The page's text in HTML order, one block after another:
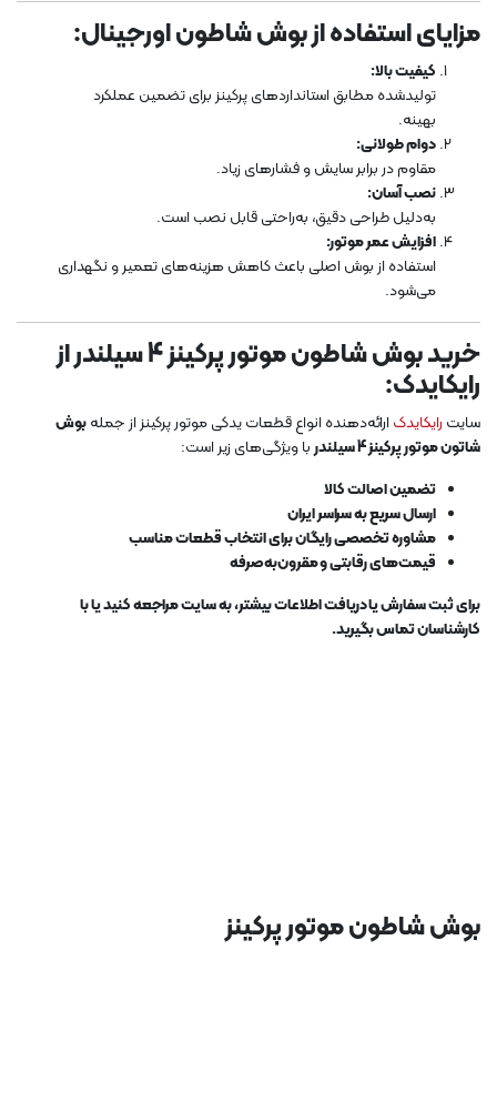
مزایای استفاده از بوششاطوناورجینال:
کیفیت بالا:
تولیدشده مطابق استانداردهای پرکینز برای تضمین عملکرد
بهینه.
دوام طولانی:
مقاوم در برابر سایش و فشارهای زیاد.
نصب آسان:
به‌دلیل طراحی دقیق، به‌راحتی قابل نصب است.
افزایش عمر موتور:
استفاده از بوش اصلی باعث کاهش هزینه‌های تعمیر و نگهداری
می‌شود.
خرید بوششاطون
موتور پرکینز 4 سیلندر از
رایکایدک:
سایترایکایدکارائه‌دهنده انواع قطعات یدکی موتور پرکینز از جملهبوش
شاتون موتور پرکینز 4 سیلندر
با ویژگی‌های زیر است:
تضمین اصالت کالا
ارسال سریع به سراسر ایران
مشاوره تخصصی رایگان برای انتخاب قطعات مناسب
قیمت‌های رقابتی و مقرون‌به‌صرفه
برای ثبت سفارش یا دریافت اطلاعات بیشتر، به سایت مراجعه کنید یا با
کارشناسان تماس بگیرید.
بوش شاطون موتور پرکینز